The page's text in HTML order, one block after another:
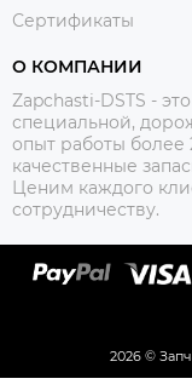
Сертификаты
О КОМПАНИИ
Zapchasti-DSTS -
специальной,
опыт работы более
качественные
Ценим каждого
сотрудничеству.
2026 ©